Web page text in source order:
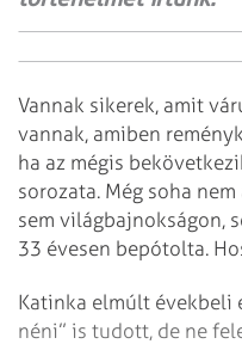
Vannak sikerek, amit
vannak, amiben
ha az mégis
sorozata. Még soha
sem világbajnokságon,
33 évesen bepótolta.
Katinka elmúlt évekbeli
néni” is tudott, de ne